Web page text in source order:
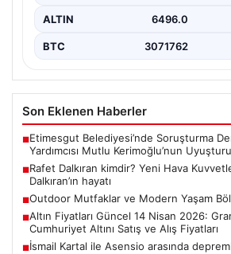
ALTIN 6496.0
BTC 3071762
Son Eklenen Haberler
■Etimesgut Belediyesi’nde Soruşturma
Yardımcısı Mutlu Kerimoğlu’nun
■Rafet Dalkıran kimdir? Yeni Hava
Dalkıran’ın hayatı
■Outdoor Mutfaklar ve Modern Yaşam
■Altın Fiyatları Güncel 14 Nisan 2026:
Cumhuriyet Altını Satış ve Alış Fiyatları
■İsmail Kartal ile Asensio arasında